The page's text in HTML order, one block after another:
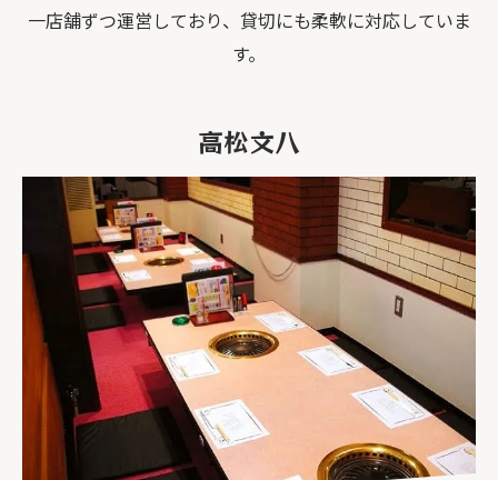
一店舗ずつ運営しており、貸切にも柔軟に対応していま
す。
高松文八